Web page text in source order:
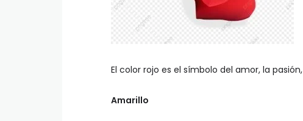
El color rojo es el símbolo del amor, la
Amarillo